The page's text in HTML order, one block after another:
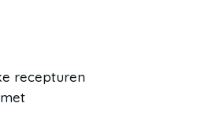
recepturen